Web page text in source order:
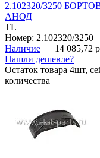
2.102320/3250
АНОД
TL
Номер: 2.102320/3250
Наличие
14 085,72
Нашли дешевле?
Остаток товара 4шт,
количества